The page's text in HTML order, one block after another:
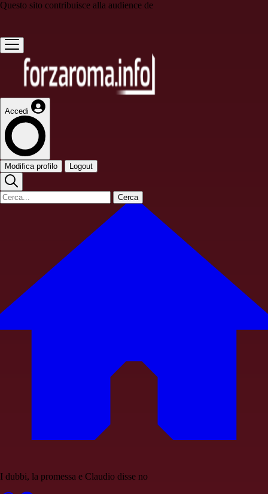
Questo sito contribuisce alla audience de
Accedi
Modifica profilo Logout
Cerca
I dubbi, la promessa e Claudio disse no